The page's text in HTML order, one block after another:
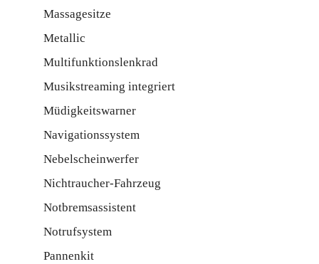
Massagesitze
Metallic
Multifunktionslenkrad
Musikstreaming integriert
Müdigkeitswarner
Navigationssystem
Nebelscheinwerfer
Nichtraucher-Fahrzeug
Notbremsassistent
Notrufsystem
Pannenkit